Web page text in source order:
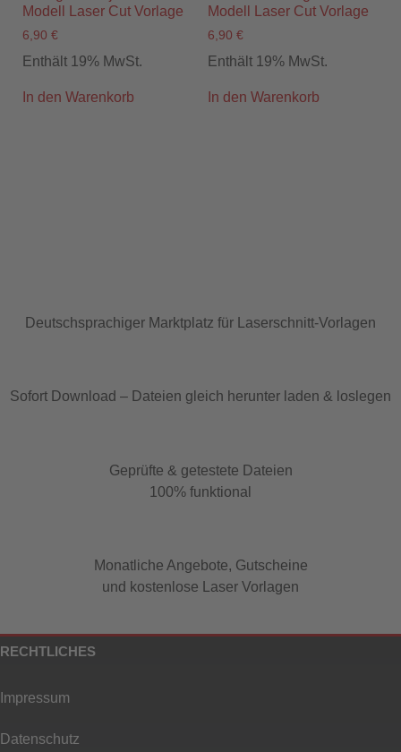
Modell Laser Cut Vorlage
6,90 €
Enthält 19% MwSt.
In den Warenkorb
Modell Laser Cut Vorlage
6,90 €
Enthält 19% MwSt.
In den Warenkorb
Deutschsprachiger Marktplatz für Laserschnitt-Vorlagen
Sofort Download – Dateien gleich herunter laden & loslegen
Geprüfte & getestete Dateien
100% funktional
Monatliche Angebote, Gutscheine
und kostenlose Laser Vorlagen
RECHTLICHES
Impressum
Datenschutz